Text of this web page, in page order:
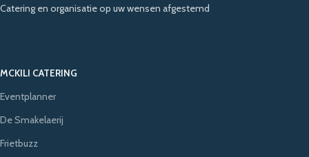
Catering en organisatie op uw wensen afgestemd
MCKILI CATERING
Eventplanner
De Smakelaerij
Frietbuzz